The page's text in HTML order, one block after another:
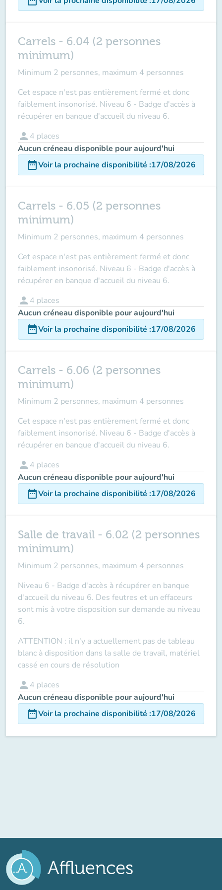
Carrels - 6.04 (2 personnes
minimum)
Minimum 2 personnes, maximum 4 personnes
Cet espace n'est pas entièrement fermé et donc
faiblement insonorisé. Niveau 6 - Badge d'accès à
récupérer en banque d'accueil du niveau 6.
person 4 places
Aucun créneau disponible pour aujourd'hui
date_rangeVoir la prochaine disponibilité :17/08/2026
Carrels - 6.05 (2 personnes
minimum)
Minimum 2 personnes, maximum 4 personnes
Cet espace n'est pas entièrement fermé et donc
faiblement insonorisé. Niveau 6 - Badge d'accès à
récupérer en banque d'accueil du niveau 6.
person 4 places
Aucun créneau disponible pour aujourd'hui
date_rangeVoir la prochaine disponibilité :17/08/2026
Carrels - 6.06 (2 personnes
minimum)
Minimum 2 personnes, maximum 4 personnes
Cet espace n'est pas entièrement fermé et donc
faiblement insonorisé. Niveau 6 - Badge d'accès à
récupérer en banque d'accueil du niveau 6.
person 4 places
Aucun créneau disponible pour aujourd'hui
date_rangeVoir la prochaine disponibilité :17/08/2026
Salle de travail - 6.02 (2 personnes
minimum)
Minimum 2 personnes, maximum 4 personnes
Niveau 6 - Badge d'accès à récupérer en banque
d'accueil du niveau 6. Des feutres et un effaceurs
sont mis à votre disposition sur demande au niveau
6.
ATTENTION : il n'y a actuellement pas de tableau
blanc à disposition dans la salle de travail, matériel
cassé en cours de résolution
person 4 places
Aucun créneau disponible pour aujourd'hui
date_rangeVoir la prochaine disponibilité :17/08/2026